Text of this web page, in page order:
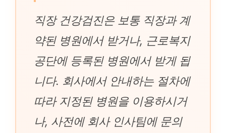
직장 건강검진은 보통 직장과 계
약된 병원에서 받거나, 근로복지
공단에 등록된 병원에서 받게 됩
니다. 회사에서 안내하는 절차에
따라 지정된 병원을 이용하시거
나, 사전에 회사 인사팀에 문의